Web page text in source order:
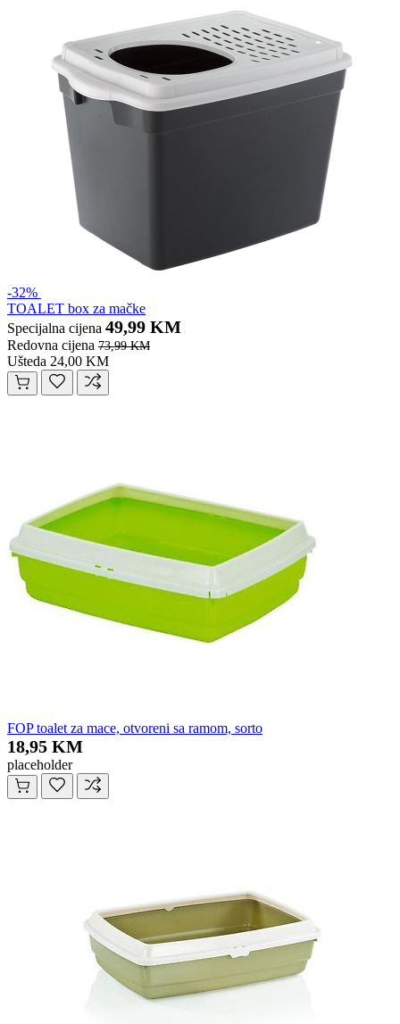
-32%
TOALET box za mačke
Specijalna cijena 49,99 KM
Redovna cijena 73,99 KM
Ušteda 24,00 KM
FOP toalet za mace, otvoreni sa ramom, sorto
18,95 KM
placeholder